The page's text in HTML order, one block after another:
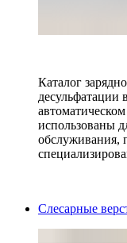
Каталог
десульфатации
использованы
обслуживания,
Слесарные